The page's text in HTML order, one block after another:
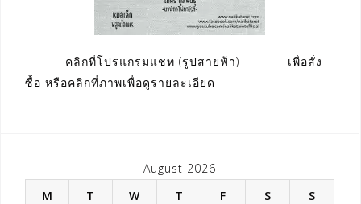
คลิกที่โปรแกรมแชท (รูปสายฟ้า) เพื่อสั่ง
ซื้อ หรือคลิกที่ภาพเพื่อดูรายละเอียด
August 2026
M
T W T F S S